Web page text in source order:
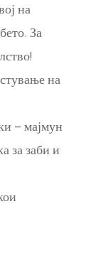
на
За
на
– мајмун
за заби и